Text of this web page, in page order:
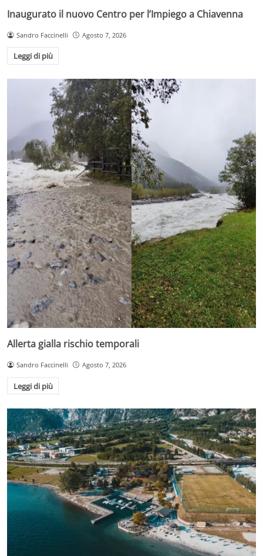
Inaugurato il nuovo Centro per l’Impiego a Chiavenna
Sandro Faccinelli Agosto 7, 2026
Leggi di più
Allerta gialla rischio temporali
Sandro Faccinelli Agosto 7, 2026
Leggi di più